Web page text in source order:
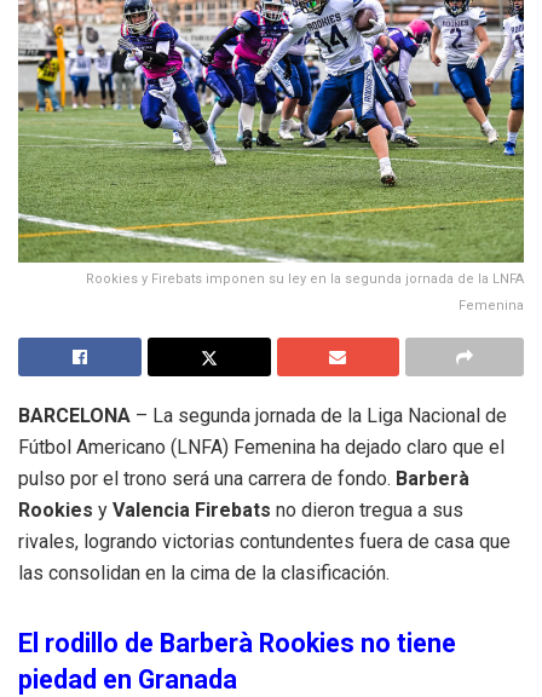
Rookies y Firebats imponen su ley en la segunda jornada de la LNFA
Femenina
BARCELONA – La segunda jornada de la Liga Nacional de
Fútbol Americano (LNFA) Femenina ha dejado claro que el
pulso por el trono será una carrera de fondo. Barberà
Rookies y Valencia Firebats no dieron tregua a sus
rivales, logrando victorias contundentes fuera de casa que
las consolidan en la cima de la clasificación.
El rodillo de Barberà Rookies no tiene
piedad en Granada